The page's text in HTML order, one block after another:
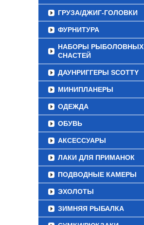
ГРУЗА/ДЖИГ-ГОЛОВКИ
ФУРНИТУРА
НАБОРЫ РЫБОЛОВНЫХ
СНАСТЕЙ
ДАУНРИГГЕРЫ SCOTTY
МИНИПЛАНЕРЫ
ОДЕЖДА
ОБУВЬ
АКСЕССУАРЫ
ЛАКИ ДЛЯ ПРИМАНОК
ПОДВОДНЫЕ КАМЕРЫ
ЭХОЛОТЫ
ЗИМНЯЯ РЫБАЛКА